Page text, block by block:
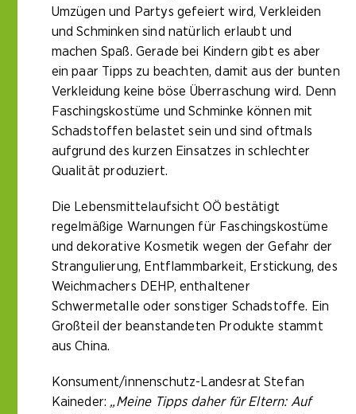
Umzügen und Partys gefeiert wird, Verkleiden
und Schminken sind natürlich erlaubt und
machen Spaß. Gerade bei Kindern gibt es aber
ein paar Tipps zu beachten, damit aus der bunten
Verkleidung keine böse Überraschung wird. Denn
Faschingskostüme und Schminke können mit
Schadstoffen belastet sein und sind oftmals
aufgrund des kurzen Einsatzes in schlechter
Qualität produziert.
Die Lebensmittelaufsicht OÖ bestätigt
regelmäßige Warnungen für Faschingskostüme
und dekorative Kosmetik wegen der Gefahr der
Strangulierung, Entflammbarkeit, Erstickung, des
Weichmachers DEHP, enthaltener
Schwermetalle oder sonstiger Schadstoffe. Ein
Großteil der beanstandeten Produkte stammt
aus China.
Konsument/innenschutz-Landesrat Stefan
Kaineder: „Meine Tipps daher für Eltern: Auf